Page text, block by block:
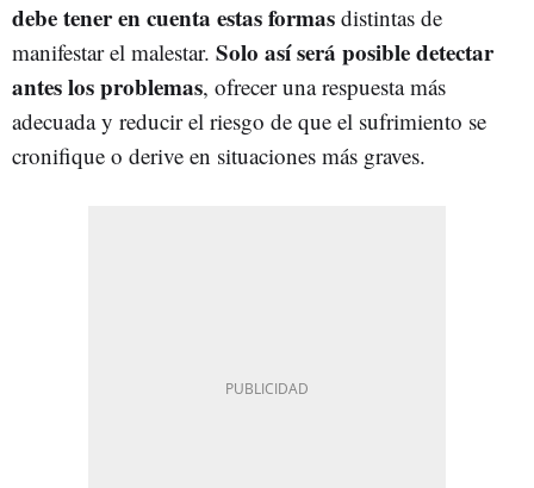
debe tener en cuenta estas formas distintas de
manifestar el malestar. Solo así será posible detectar
antes los problemas, ofrecer una respuesta más
adecuada y reducir el riesgo de que el sufrimiento se
cronifique o derive en situaciones más graves.